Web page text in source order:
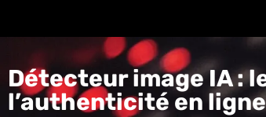
Détecteur image IA :
l’authenticité en ligne